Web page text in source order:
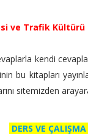
ve Trafik Kültürü
kendi
bu kitapları
sitemizden
DERS VE